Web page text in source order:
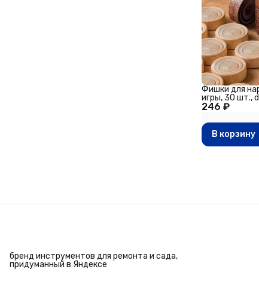
246 ₽
Фишки для
игры, 30 шт.,
В корзину
бренд инструментов для ремонта и сада,
придуманный в Яндексе